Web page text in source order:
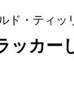
ド・ティッ
ッカー